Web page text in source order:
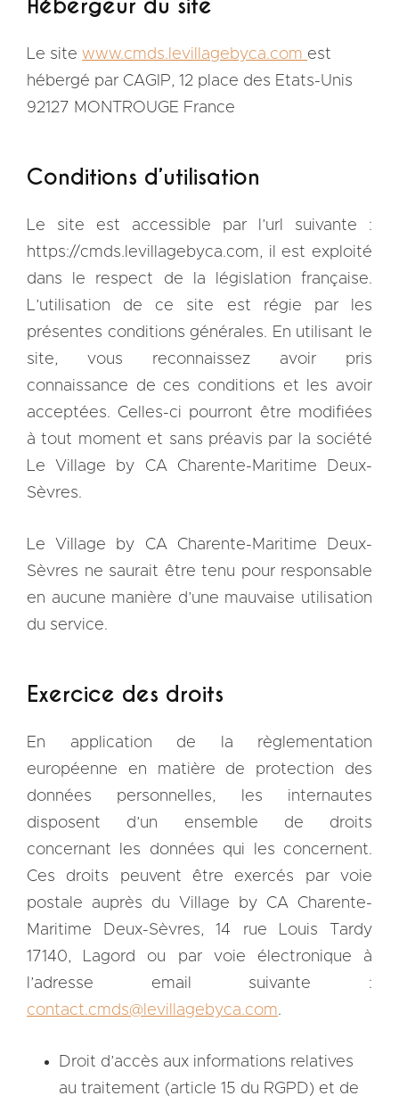
Hébergeur du site
Le site www.cmds.levillagebyca.com est
hébergé par CAGIP, 12 place des Etats-Unis
92127 MONTROUGE France
Conditions d’utilisation
Le site est accessible par l’url suivante :
https://cmds.levillagebyca.com, il est exploité
dans le respect de la législation française.
L’utilisation de ce site est régie par les
présentes conditions générales. En utilisant le
site, vous reconnaissez avoir pris
connaissance de ces conditions et les avoir
acceptées. Celles-ci pourront être modifiées
à tout moment et sans préavis par la société
Le Village by CA Charente-Maritime Deux-
Sèvres.
Le Village by CA Charente-Maritime Deux-
Sèvres ne saurait être tenu pour responsable
en aucune manière d’une mauvaise utilisation
du service.
Exercice des droits
En application de la règlementation
européenne en matière de protection des
données personnelles, les internautes
disposent d’un ensemble de droits
concernant les données qui les concernent.
Ces droits peuvent être exercés par voie
postale auprès du Village by CA Charente-
Maritime Deux-Sèvres, 14 rue Louis Tardy
17140, Lagord ou par voie électronique à
l’adresse email suivante :
contact.cmds@levillagebyca.com.
Droit d’accès aux informations relatives
au traitement (article 15 du RGPD) et de